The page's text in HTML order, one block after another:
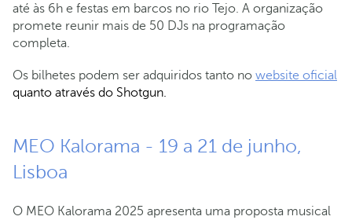
até às 6h e festas em barcos no rio Tejo. A organização
promete reunir mais de 50 DJs na programação
completa.
Os bilhetes podem ser adquiridos tanto no website oficial
quanto através do Shotgun.
MEO Kalorama - 19 a 21 de junho,
Lisboa
O MEO Kalorama 2025 apresenta uma proposta musical